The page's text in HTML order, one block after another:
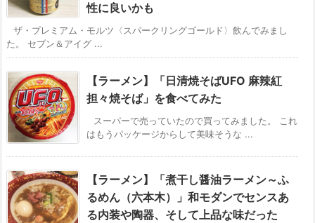
性に良いかも
ザ・プレミアム・モルツ〈スパークリングゴールド〉飲んでみまし
た。 セブン＆アイグ ...
【ラーメン】「日清焼そばUFO 麻辣紅
担々焼そば」を食べてみた
スーパーで売っていたので買ってみました。 これ
はもうパッケージからして美味そうな ...
【ラーメン】「煮干し醤油ラーメン～ふ
るめん（六本木）」和モダンでセンスあ
る内装や陶器、そして上品な味だった